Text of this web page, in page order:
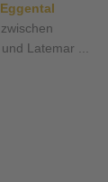
Latemar ...